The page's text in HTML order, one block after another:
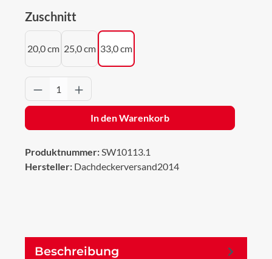
Zuschnitt
20,0 cm 25,0 cm 33,0 cm
Produkt Anzahl: Gib den gewünschten
In den Warenkorb
Produktnummer:SW10113.1
Hersteller: Dachdeckerversand2014
Beschreibung